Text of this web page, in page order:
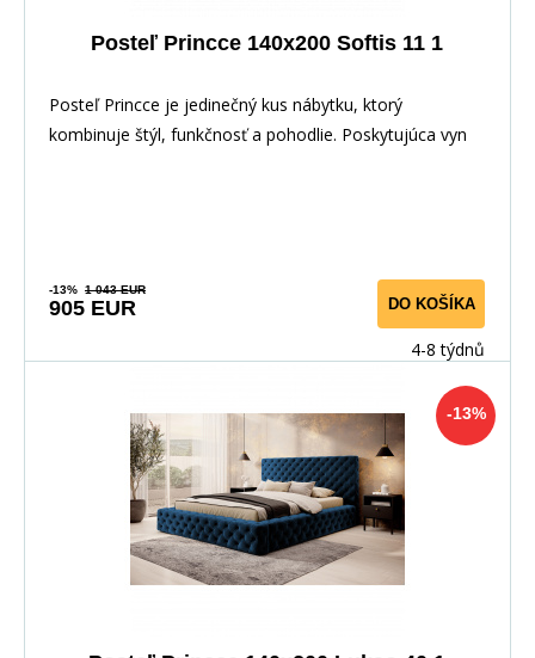
Posteľ Princce 140x200 Softis 11 1
Posteľ Princce je jedinečný kus nábytku, ktorý
kombinuje štýl, funkčnosť a pohodlie. Poskytujúca vyn
-13% 1 043 EUR
905 EUR DO KOŠÍKA
4-8 týdnů
-13%